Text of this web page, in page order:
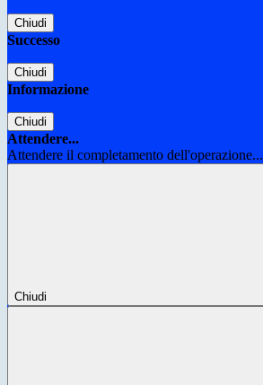
Chiudi
Successo
Chiudi
Informazione
Chiudi
Attendere...
Attendere il completamento dell'operazione...
Chiudi